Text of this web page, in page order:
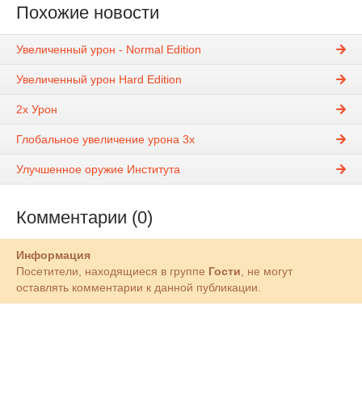
Похожие новости
Увеличенный урон - Normal Edition
Увеличенный урон Hard Edition
2x Урон
Глобальное увеличение урона 3x
Улучшенное оружие Института
Комментарии (0)
Информация
Посетители, находящиеся в группе Гости, не могут
оставлять комментарии к данной публикации.